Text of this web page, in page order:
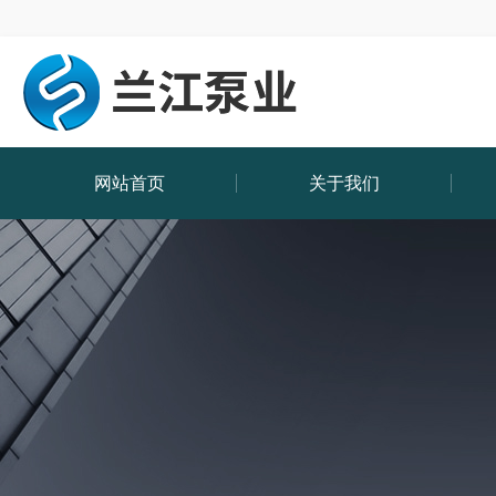
网站首页 关于我们